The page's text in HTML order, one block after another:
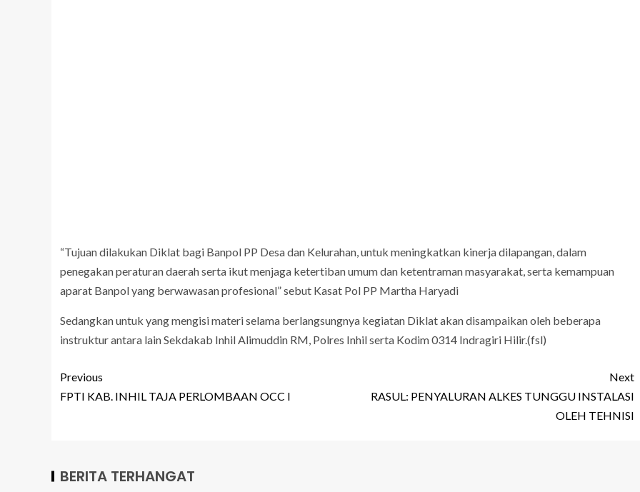
“Tujuan dilakukan Diklat bagi Banpol PP Desa dan Kelurahan, untuk meningkatkan kinerja dilapangan, dalam
penegakan peraturan daerah serta ikut menjaga ketertiban umum dan ketentraman masyarakat, serta kemampuan
aparat Banpol yang berwawasan profesional” sebut Kasat Pol PP Martha Haryadi
Sedangkan untuk yang mengisi materi selama berlangsungnya kegiatan Diklat akan disampaikan oleh beberapa
instruktur antara lain Sekdakab Inhil Alimuddin RM, Polres Inhil serta Kodim 0314 Indragiri Hilir.(fsl)
Previous
FPTI KAB. INHIL TAJA PERLOMBAAN OCC I
Next
RASUL: PENYALURAN ALKES TUNGGU INSTALASI
OLEH TEHNISI
BERITA TERHANGAT